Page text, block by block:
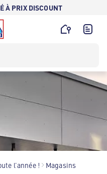
À PRIX DISCOUNT
l’année ! Magasins